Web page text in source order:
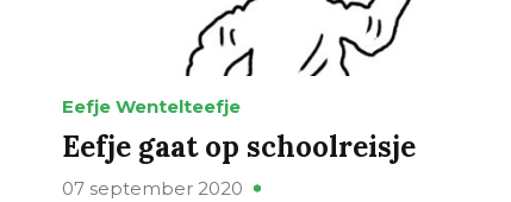
Eefje Wentelteefje
Eefje gaat op schoolreisje
07 september 2020